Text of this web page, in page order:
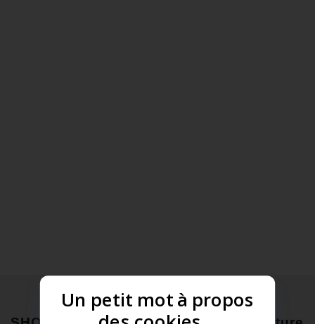
Un petit mot à propos